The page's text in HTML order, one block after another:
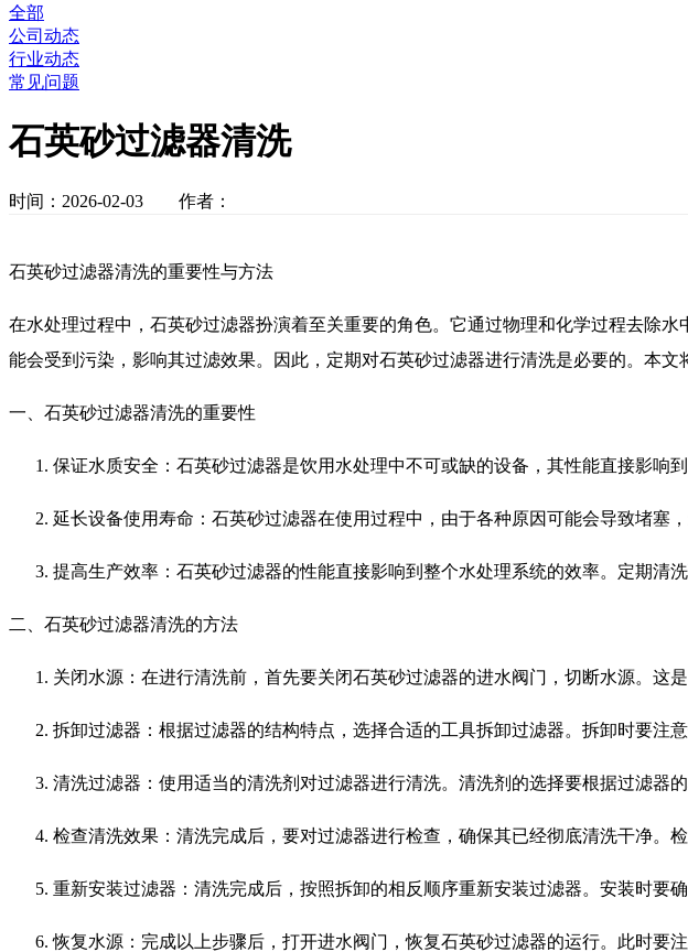
全部
公司动态
行业动态
常见问题
石英砂过滤器清洗
时间：2026-02-03 作者：
石英砂过滤器清洗的重要性与方法
在水处理过程中，石英砂过滤器扮演着至关重要的角色。它通过物理和化学过程去除
能会受到污染，影响其过滤效果。因此，定期对石英砂过滤器进行清洗是必要的。本文
一、石英砂过滤器清洗的重要性
保证水质安全：石英砂过滤器是饮用水处理中不可或缺的设备，其性能直接影响
延长设备使用寿命：石英砂过滤器在使用过程中，由于各种原因可能会导致堵塞
提高生产效率：石英砂过滤器的性能直接影响到整个水处理系统的效率。定期清
二、石英砂过滤器清洗的方法
关闭水源：在进行清洗前，首先要关闭石英砂过滤器的进水阀门，切断水源。这
拆卸过滤器：根据过滤器的结构特点，选择合适的工具拆卸过滤器。拆卸时要注
清洗过滤器：使用适当的清洗剂对过滤器进行清洗。清洗剂的选择要根据过滤
检查清洗效果：清洗完成后，要对过滤器进行检查，确保其已经彻底清洗干净。
重新安装过滤器：清洗完成后，按照拆卸的相反顺序重新安装过滤器。安装时要
恢复水源：完成以上步骤后，打开进水阀门，恢复石英砂过滤器的运行。此时要